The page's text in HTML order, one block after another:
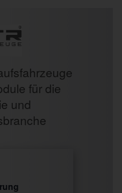
für die
und